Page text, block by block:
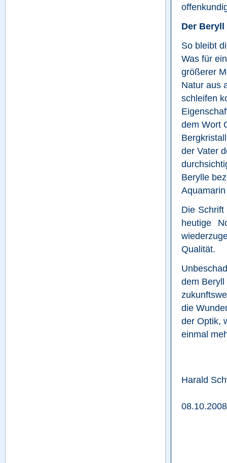
Der
So bleibt
Was für
größerer
Natur aus
schleifen
dem Wort
der Vater
Berylle
Die
heutige
Qualität.
dem
die
der Optik,
einmal
Harald
08.10.2008